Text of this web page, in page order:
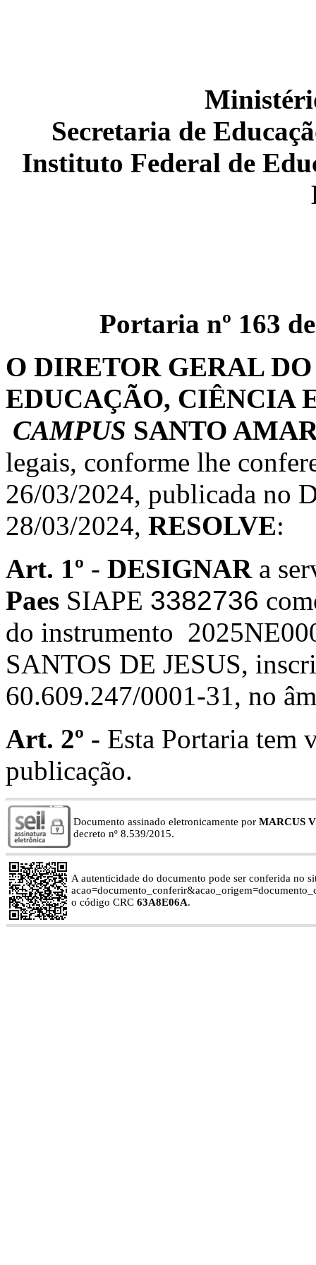
Secretaria de
Instituto Federal de
Portaria nº 163
O DIRETOR GERAL
EDUCAÇÃO, CIÊNCIA
CAMPUS SANTO
legais, conforme lhe
26/03/2024, publicada no
28/03/2024, RESOLVE:
Art. 1º - DESIGNARa
Paes SIAPE 3382736
do instrumento
SANTOS DE JESUS,
60.609.247/0001-31, no
Art. 2º - Esta Portaria tem
publicação.
Documento assinado eletronicamente por MARCUS
decreto nº 8.539/2015.
A autenticidade do documento pode ser conferida no
o código CRC 63A8E06A.